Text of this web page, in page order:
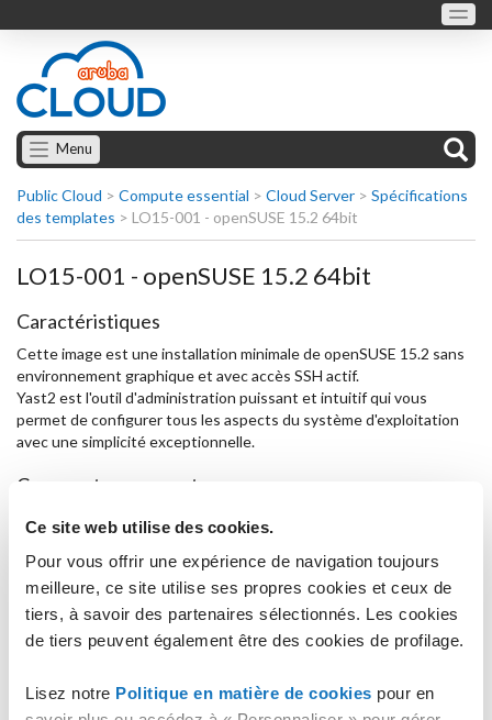
Ce site web utilise des cookies.
Pour vous offrir une expérience de navigation toujours
meilleure, ce site utilise ses propres cookies et ceux de
tiers, à savoir des partenaires sélectionnés. Les cookies
de tiers peuvent également être des cookies de profilage.
Lisez notre Politique en matière de cookies pour en
Menu
Public Cloud > Compute essential > Cloud Server > Spécifications
des templates > LO15-001 - openSUSE 15.2 64bit
LO15-001 - openSUSE 15.2 64bit
Caractéristiques
Cette image est une installation minimale de openSUSE 15.2 sans
environnement graphique et avec accès SSH actif.
Yast2 est l'outil d'administration puissant et intuitif qui vous
permet de configurer tous les aspects du système d'exploitation
avec une simplicité exceptionnelle.
Comment se connecter
L'accès administratif est fourni via SSH, avec l'utilisateur root et le
mot de passe choisi lors de la création.
Configurations
Le Template permet l'accès SSH sur le port 22.
Toutes les autres configurations peuvent être effectuées de